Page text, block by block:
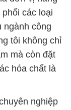
các loại
ngành công
tôi không chỉ
mà còn đặt
hóa chất là
nghiệp